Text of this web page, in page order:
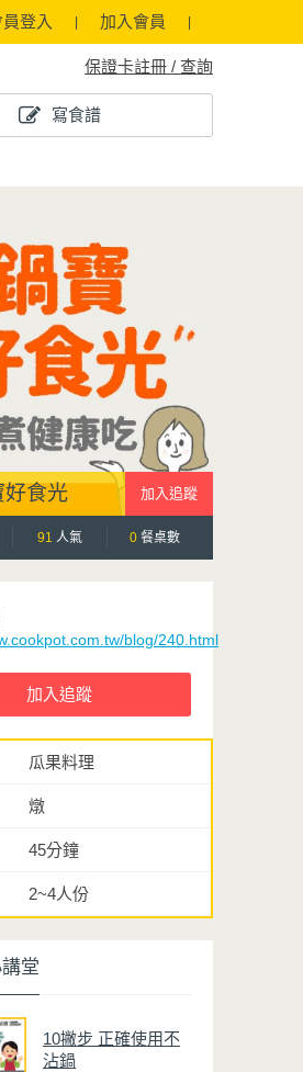
登入 加入會員
保證卡註冊 / 查詢
寫食譜
好食光
91 人氣 0 餐桌數
blog/240.html
瓜果料理
燉
45分鐘
2~4人份
堂
10撇步 正確使用不
沾鍋